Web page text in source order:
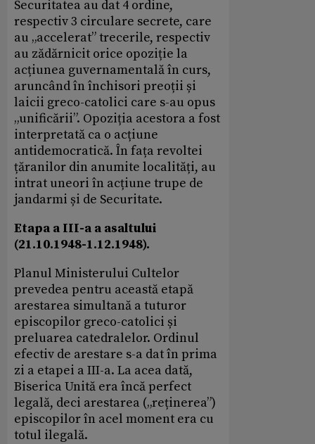
Securitatea au dat 4 ordine,
respectiv 3 circulare secrete, care
au „accelerat” trecerile, respectiv
au zădărnicit orice opoziție la
acțiunea guvernamentală în curs,
aruncând în închisori preoții și
laicii greco-catolici care s-au opus
„unificării”. Opoziția acestora a fost
interpretată ca o acțiune
antidemocratică. În fața revoltei
țăranilor din anumite localități, au
intrat uneori în acțiune trupe de
jandarmi și de Securitate.
Etapa a III-a a asaltului
(21.10.1948-1.12.1948).
Planul Ministerului Cultelor
prevedea pentru această etapă
arestarea simultană a tuturor
episcopilor greco-catolici și
preluarea catedralelor. Ordinul
efectiv de arestare s-a dat în prima
zi a etapei a III-a. La acea dată,
Biserica Unită era încă perfect
legală, deci arestarea („reținerea”)
episcopilor în acel moment era cu
totul ilegală.